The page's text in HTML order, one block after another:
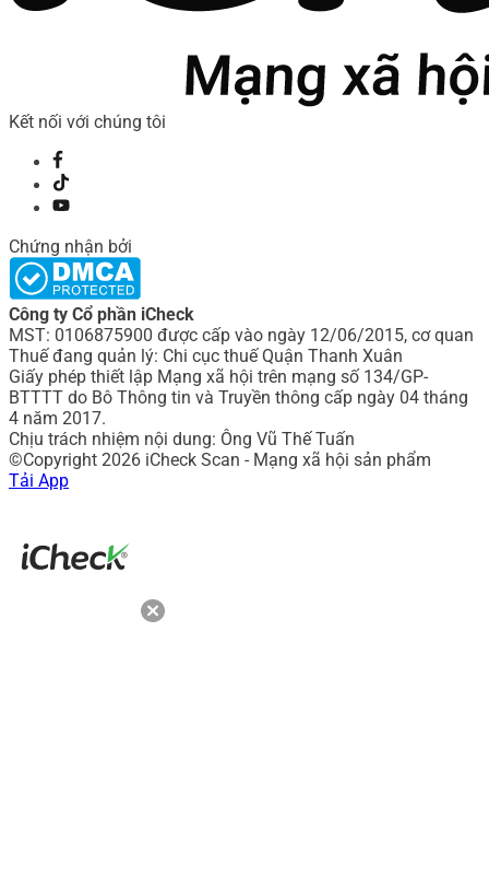
Kết nối với chúng tôi
Chứng nhận bởi
Công ty Cổ phần iCheck
MST: 0106875900 được cấp vào ngày 12/06/2015, cơ quan
Thuế đang quản lý: Chi cục thuế Quận Thanh Xuân
Giấy phép thiết lập Mạng xã hội trên mạng số 134/GP-
BTTTT do Bô Thông tin và Truyền thông cấp ngày 04 tháng
4 năm 2017.
Chịu trách nhiệm nội dung: Ông Vũ Thế Tuấn
©Copyright 2026 iCheck Scan - Mạng xã hội sản phẩm
Tải App